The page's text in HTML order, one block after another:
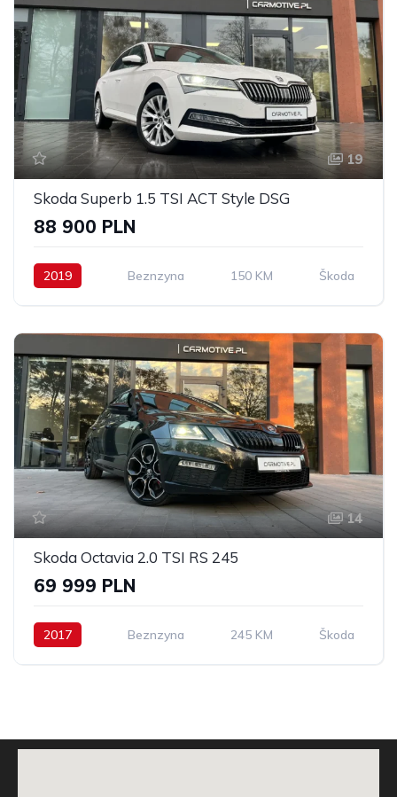
19
Skoda Superb 1.5 TSI ACT Style DSG
88 900 PLN
2019 Beznzyna 150 KM Škoda
14
Skoda Octavia 2.0 TSI RS 245
69 999 PLN
2017 Beznzyna 245 KM Škoda